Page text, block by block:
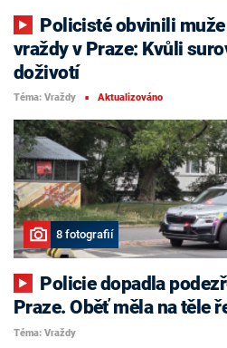
vraždy v Praze: Kvůli
doživotí
Téma: Vraždy ■ Aktualizováno
8 fotografií
Praze. Oběť měla na těle
Téma: Vraždy